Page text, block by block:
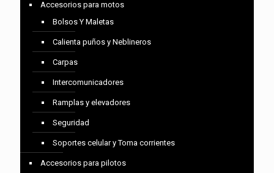
Accesorios para motos
Bolsos Y Maletas
Calienta puños y Neblineros
Carpas
Intercomunicadores
Ramplas y elevadores
Seguridad
Soportes celular y Toma corrientes
Accesorios para pilotos